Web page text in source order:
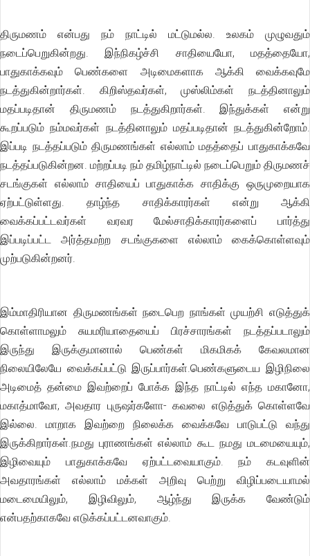
திருமணம் என்பது நம் நாட்டில் மட்டுமல்ல. உலகம் முழுவதும்
நடைப்பெறுகின்றது. இந்நிகழ்ச்சி சாதியையோ, மதத்தையோ,
பாதுகாக்கவும் பெண்களை அடிமைகளாக ஆக்கி வைக்கவுமே
நடத்துகின்றார்கள். கிறிஸ்தவர்கள், முஸ்லிம்கள் நடத்தினாலும்
மதப்படிதான் திருமணம் நடத்துகிறார்கள். இந்துக்கள் என்று
கூறப்படும் நம்மவர்கள் நடத்தினாலும் மதப்படிதான் நடத்துகின்றோம்.
இப்படி நடத்தப்படும் திருமணங்கள் எல்லாம் மதத்தைப் பாதுகாக்கவே
நடத்தப்படுகின்றன. மற்றப்படி நம் தமிழ்நாட்டில் நடைப்பெறும் திருமணச்
சடங்குகள் எல்லாம் சாதியைப் பாதுகாக்க சாதிக்கு ஒருமுறையாக
ஏற்பட்டுள்ளது. தாழ்ந்த சாதிக்காரர்கள் என்று ஆக்கி
வைக்கப்பட்டவர்கள் வரவர மேல்சாதிக்காரர்களைப் பார்த்து
இப்படிப்பட்ட அர்த்தமற்ற சடங்குகளை எல்லாம் கைக்கொள்ளவும்
முற்படுகின்றனர்.
இம்மாதிரியான திருமணங்கள் நடைபெற நாங்கள் முயற்சி எடுத்துக்
கொள்ளாமலும் சுயமரியாதையைப் பிரச்சாரங்கள் நடத்தப்படாலும்
இருந்து இருக்குமானால் பெண்கள் மிகமிகக் கேவலமான
நிலையிலேயே வைக்கப்பட்டு இருப்பார்கள்.பெண்களுடைய இழிநிலை
அடிமைத் தன்மை இவற்றைப் போக்க இந்த நாட்டில் எந்த மகானோ,
மகாத்மாவோ, அவதார புருஷர்களோ- கவலை எடுத்துக் கொள்ளவே
இல்லை. மாறாக இவற்றை நிலைக்க வைக்கவே பாடுபட்டு வந்து
இருக்கிறார்கள்.நமது புராணங்கள் எல்லாம் கூட நமது மடமையையும்,
இழிவையும் பாதுகாக்கவே ஏற்பட்டவையாகும். நம் கடவுளின்
அவதாரங்கள் எல்லாம் மக்கள் அறிவு பெற்று விழிப்படையாமல்
மடைமையிலும், இழிவிலும், ஆழ்ந்து இருக்க வேண்டும்
என்பதற்காகவே எடுக்கப்பட்டனவாகும்.